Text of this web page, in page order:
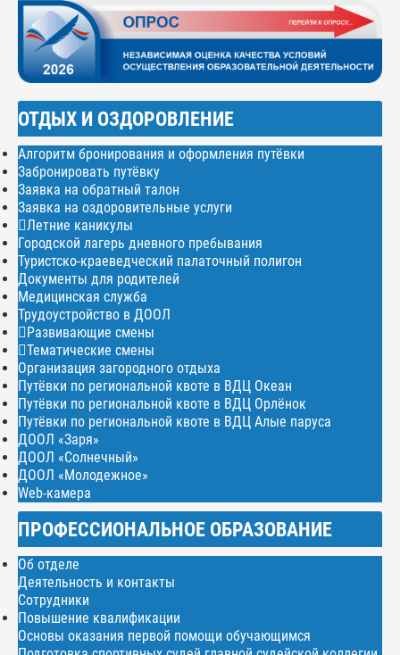
ОТДЫХ И ОЗДОРОВЛЕНИЕ
Алгоритм бронирования и оформления путёвки
Забронировать путёвку
Заявка на обратный талон
Заявка на оздоровительные услуги
Летние каникулы
Городской лагерь дневного пребывания
Туристско-краеведческий палаточный полигон
Документы для родителей
Медицинская служба
Трудоустройство в ДООЛ
Развивающие смены
Тематические смены
Организация загородного отдыха
Путёвки по региональной квоте в ВДЦ Океан
Путёвки по региональной квоте в ВДЦ Орлёнок
Путёвки по региональной квоте в ВДЦ Алые паруса
ДООЛ «Заря»
ДООЛ «Солнечный»
ДООЛ «Молодежное»
Web-камера
ПРОФЕССИОНАЛЬНОЕ ОБРАЗОВАНИЕ
Об отделе
Деятельность и контакты
Сотрудники
Повышение квалификации
Основы оказания первой помощи обучающимся